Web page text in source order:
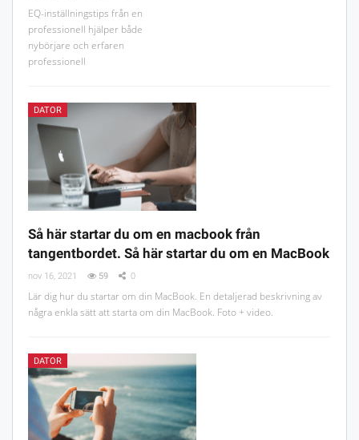
EQ-inställningstips från en
professionell hjälper både
nybörjare och erfaren
professionell
DATOR
Så här startar du om en macbook från
tangentbordet. Så här startar du om en MacBook
nov 16, 2021 59 0
Lär dig hur du startar om din MacBook. En detaljerad beskrivning av
några enkla sätt att starta om din MacBook. Foto + video.
DATOR